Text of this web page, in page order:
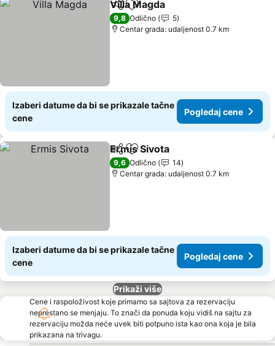
Deli Dodati u favorite
Villa Magda
9,8 Odlično
5
Centar grada: udaljenost 0.7 km
Izaberi datume da bi se prikazale tačne
cene
Pogledaj cene
Deli Dodati u favorite
Ermis Sivota
9,6 Odlično
14
Centar grada: udaljenost 0.7 km
Izaberi datume da bi se prikazale tačne
cene
Pogledaj cene
Prikaži više
Cene i raspoloživost koje primamo sa sajtova za rezervaciju
neprestano se menjaju. To znači da ponuda koju vidiš na sajtu za
rezervaciju možda neće uvek biti potpuno ista kao ona koja je bila
prikazana na trivagu.